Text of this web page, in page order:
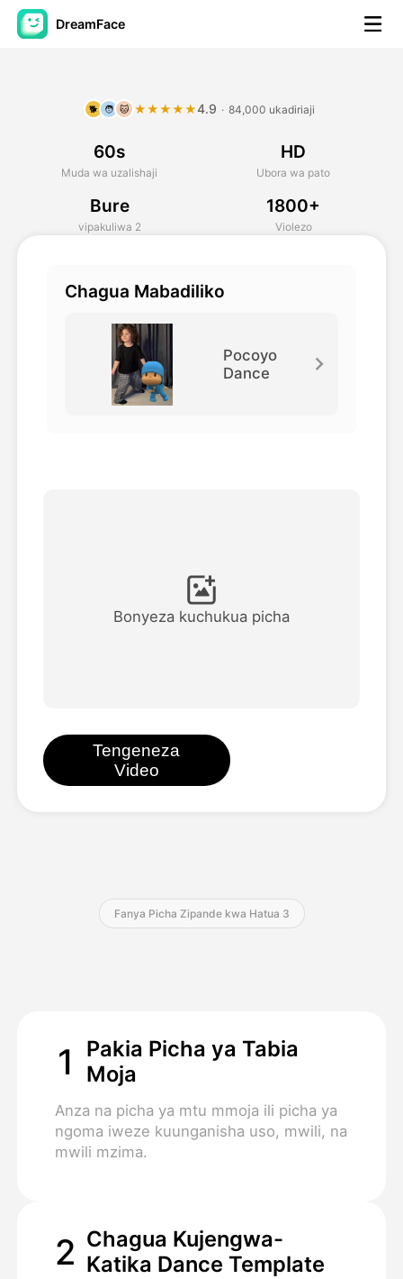
DreamFace
Video ya Avatar
Video ya AI
Picha
Angalia mifano yote
Blogi
🐕 🧑 🐱 ★★★★★4.9 · 84,000 ukadiriaji
60s
Muda wa uzalishaji
HD
Ubora wa pato
Bure
vipakuliwa 2
1800+
Violezo
Chagua Mabadiliko
Pocoyo
Dance
Bonyeza kuchukua picha
Tengeneza
Video
Fanya Picha Zipande kwa Hatua 3
1
Pakia Picha ya Tabia
Moja
Anza na picha ya mtu mmoja ili picha ya
ngoma iweze kuunganisha uso, mwili, na
mwili mzima.
2 Chagua Kujengwa-
Katika Dance Template